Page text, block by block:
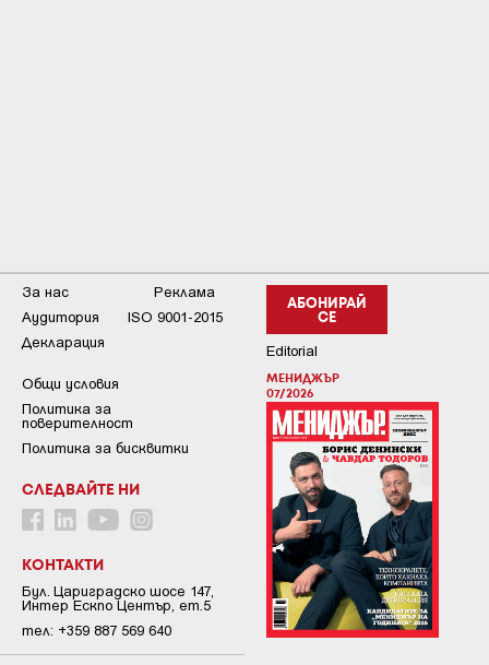
АБОНИРАЙ
СЕ
Editorial
МЕНИДЖЪР
07/2026
За нас
Реклама
Аудитория
ISO 9001-2015
Декларация
Общи условия
Пoлитикa зa
пoвepитeлнocт
Политика за бисквитки
СЛЕДВАЙТЕ НИ
КОНТАКТИ
Бул. Цариградско шосе 147,
Интер Ескпо Център, ет.5
тел: +359 887 569 640